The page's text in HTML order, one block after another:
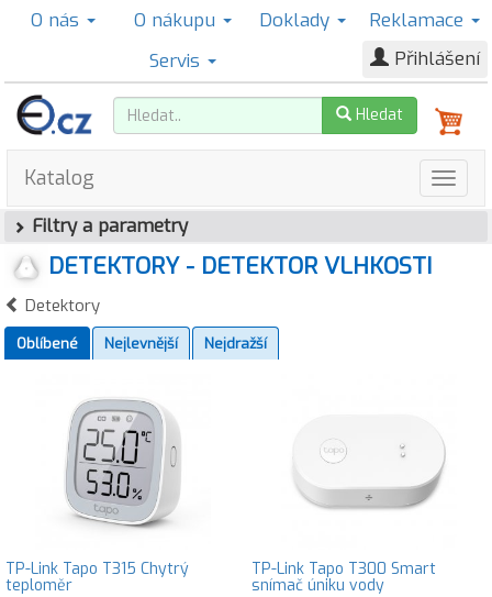
O nás O nákupu Doklady
Reklamace
Servis
Přihlášení
Hledat
Katalog
Filtry a parametry
DETEKTORY - DETEKTOR VLHKOSTI
Detektory
Oblíbené Nejlevnější Nejdražší
TP-Link Tapo T315 Chytrý
teploměr
TP-Link Tapo T300 Smart
snímač úniku vody